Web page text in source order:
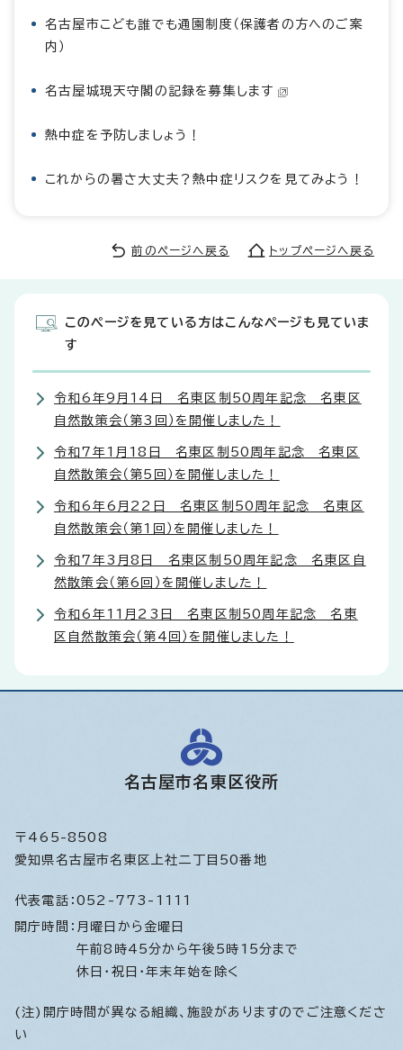
名古屋市こども誰でも通園制度（保護者の方へのご案
内）
名古屋城現天守閣の記録を募集します
熱中症を予防しましょう！
これからの暑さ大丈夫？熱中症リスクを見てみよう！
前のページへ戻る トップページへ戻る
このページを見ている方はこんなページも見ていま
す
令和6年9月14日 名東区制50周年記念 名東区
自然散策会（第3回）を開催しました！
令和7年1月18日 名東区制50周年記念 名東区
自然散策会（第5回）を開催しました！
令和6年6月22日 名東区制50周年記念 名東区
自然散策会（第1回）を開催しました！
令和7年3月8日 名東区制50周年記念 名東区自
然散策会（第6回）を開催しました！
令和6年11月23日 名東区制50周年記念 名東
区自然散策会（第4回）を開催しました！
名古屋市名東区役所
〒465-8508
愛知県名古屋市名東区上社二丁目50番地
代表電話： 052-773-1111
開庁時間： 月曜日から金曜日
午前8時45分から午後5時15分まで
休日・祝日・年末年始を除く
(注)開庁時間が異なる組織、施設がありますのでご注意くださ
い